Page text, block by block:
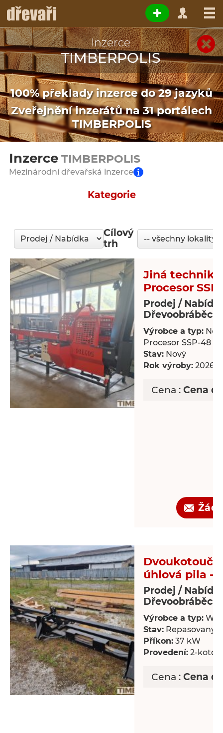
Inzerce
TIMBERPOLIS
100% překlady inzerce do 29 jazyků
Zveřejnění inzerátů na 31 portálech
TIMBERPOLIS
Inzerce TIMBERPOLIS
Mezinárodní dřevařská inzerce
Kategorie
Cílový
trh
Jiná technika
Procesor
Prodej /
Dřevoobráběcí
Výrobce a typ:
Procesor SSP-48
Stav: Nový
Rok výroby: 2026
Cena : Cena
úhlová pila -
Prodej /
Dřevoobráběcí
Výrobce a typ:
Stav: Repasovaný
Příkon: 37 kW
Provedení: 2-
Cena : Cena